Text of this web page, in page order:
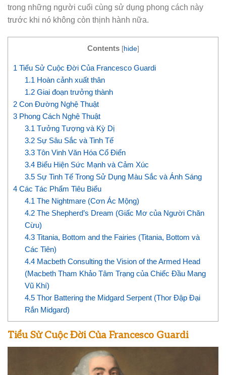
trong những người cuối cùng sử dụng phong cách này
trước khi nó không còn thịnh hành nữa.
Contents [hide]
1 Tiểu Sử Cuộc Đời Của Francesco Guardi
1.1 Hoàn cảnh xuất thân
1.2 Giai đoạn trưởng thành
2 Con Đường Nghệ Thuật
3 Phong Cách Nghệ Thuật
3.1 Tưởng Tượng và Kỳ Dị
3.2 Sự Sâu Sắc và Tinh Tế
3.3 Tôn Vinh Văn Hóa Cổ Điển
3.4 Biểu Hiện Sức Mạnh và Cảm Xúc
3.5 Sự Tinh Tế Trong Sử Dụng Màu Sắc và Ánh Sáng
4 Các Tác Phẩm Tiêu Biểu
4.1 The Nightmare (Cơn Ác Mộng)
4.2 The Shepherd’s Dream (Giấc Mơ của Người Chăn
Cừu)
4.3 Titania, Bottom and the Fairies (Titania, Bottom và
Các Tiên)
4.4 Macbeth Consulting the Vision of the Armed Head
(Macbeth Tham Khảo Tâm Trạng của Chiếc Đầu Mang
Vũ Khí)
4.5 Thor Battering the Midgard Serpent (Thor Đập Đại
Rắn Midgard)
Tiểu Sử Cuộc Đời Của Francesco Guardi